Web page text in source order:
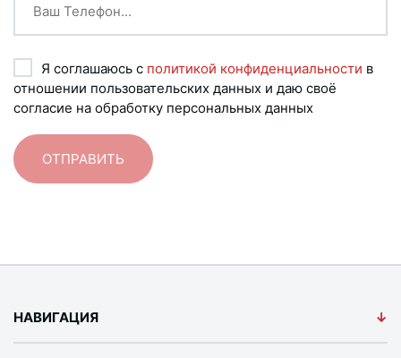
Я соглашаюсь с политикой конфиденциальности в
отношении пользовательских данных и даю своё
согласие на обработку персональных данных
НАВИГАЦИЯ